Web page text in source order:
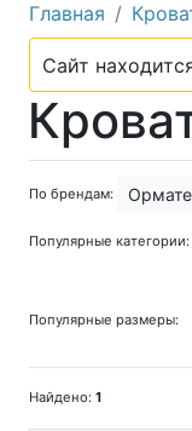
Главная
Сайт
По брендам:
Популярные категории:
Популярные размеры:
Найдено: 1